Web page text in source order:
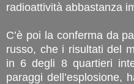
radioattività abbastanza
C’è poi la conferma da
russo, che i risultati del
in 6 degli 8 quartieri
paraggi dell’esplosione,